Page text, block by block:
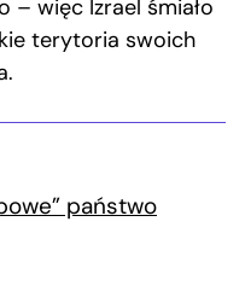
– więc Izrael śmiało
terytoria swoich
państwo